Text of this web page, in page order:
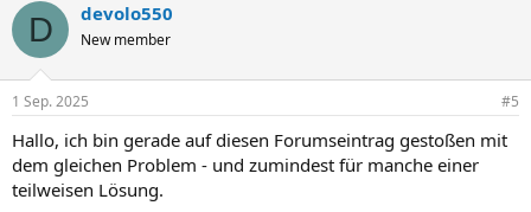
D devolo550
New member
1 Sep. 2025 #5
Hallo, ich bin gerade auf diesen Forumseintrag gestoßen mit
dem gleichen Problem - und zumindest für manche einer
teilweisen Lösung.